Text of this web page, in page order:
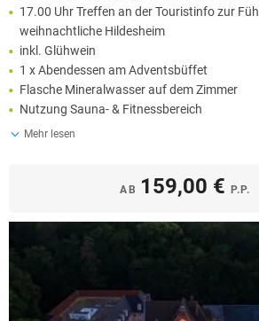
17.00 Uhr Treffen an der Touristinfo zur
weihnachtliche Hildesheim
inkl. Glühwein
1 x Abendessen am Adventsbüffet
Flasche Mineralwasser auf dem Zimmer
Nutzung Sauna- & Fitnessbereich
Mehr lesen
AB 159,00 € P.P.